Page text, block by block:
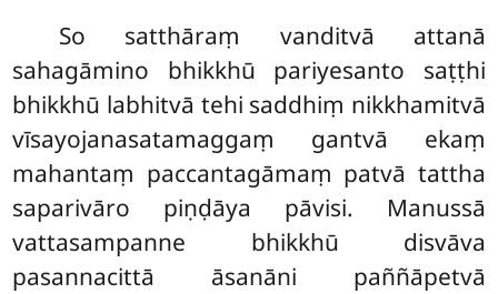
So satthāraṃ vanditvā attanā
sahagāmino bhikkhū pariyesanto saṭṭhi
bhikkhū labhitvā tehi saddhiṃ nikkhamitvā
vīsayojanasatamaggaṃ gantvā ekaṃ
mahantaṃ paccantagāmaṃ patvā tattha
saparivāro piṇḍāya pāvisi. Manussā
vattasampanne bhikkhū disvāva
pasannacittā āsanāni paññāpetvā